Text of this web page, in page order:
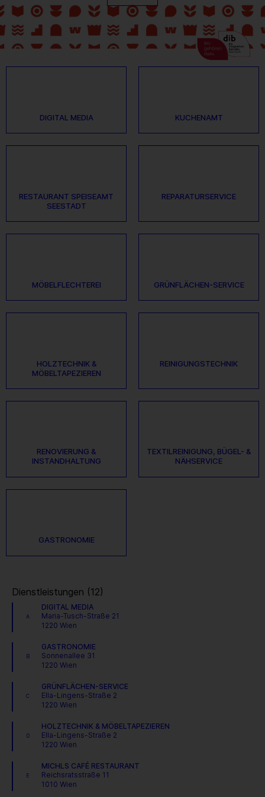
DIGITAL MEDIA KUCHENAMT
RESTAURANT SPEISEAMT
SEESTADT
REPARATURSERVICE
MÖBELFLECHTEREI GRÜNFLÄCHEN-SERVICE
HOLZTECHNIK &
MÖBELTAPEZIEREN
REINIGUNGSTECHNIK
RENOVIERUNG &
INSTANDHALTUNG
TEXTILREINIGUNG, BÜGEL- &
NÄHSERVICE
GASTRONOMIE
Dienstleistungen (12)
A
DIGITAL MEDIA
Maria-Tusch-Straße 21
1220 Wien
B
GASTRONOMIE
Sonnenallee 31
1220 Wien
C
GRÜNFLÄCHEN-SERVICE
Ella-Lingens-Straße 2
1220 Wien
D
HOLZTECHNIK & MÖBELTAPEZIEREN
Ella-Lingens-Straße 2
1220 Wien
E
MICHLS CAFÉ RESTAURANT
Reichsratsstraße 11
1010 Wien